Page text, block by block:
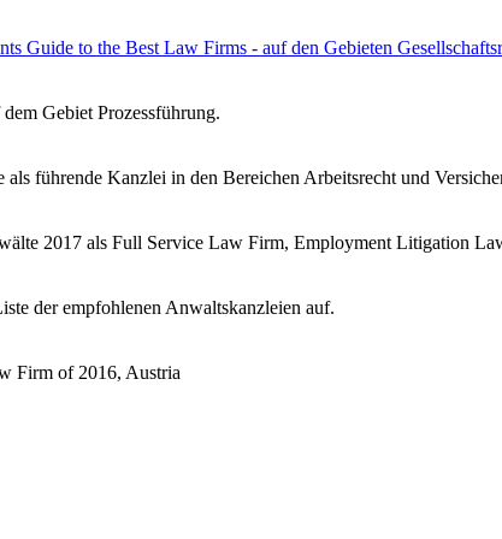
Guide to the Best Law Firms - auf den Gebieten
Gebiet Prozessführung.
führende Kanzlei in den Bereichen Arbeitsrecht und
2017 als Full Service Law Firm, Employment Litigation
der empfohlenen Anwaltskanzleien auf.
Firm of 2016, Austria